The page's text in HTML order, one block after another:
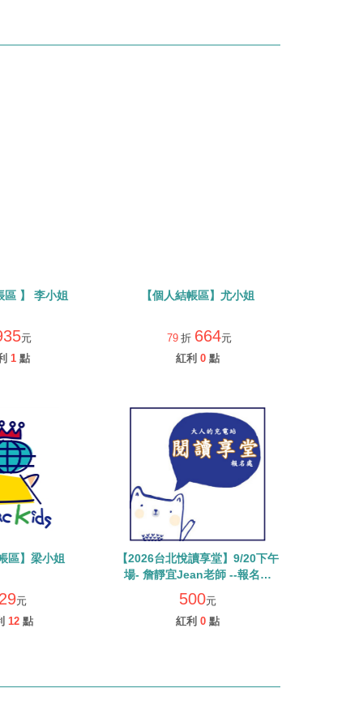
區 】 李小姐
元
1 點
【個人結帳區】尤小姐
79 折 664元
紅利 0 點
區】梁小姐
元
12 點
【2026台北悅讀享堂】9/20下午
場- 詹靜宜Jean老師 --報名處
(單場500元) **請單獨下單勿使用
優惠券/紅利點數
500元
紅利 0 點